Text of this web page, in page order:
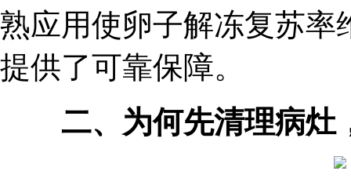
熟应用使卵子解冻复苏率
提供了可靠保障。
二、为何先清理病灶